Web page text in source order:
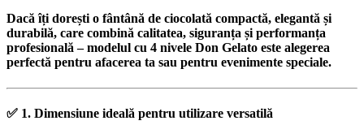
Dacă îți dorești o fântână de ciocolată compactă, elegantă și
durabilă, care combină calitatea, siguranța și performanța
profesională –modelul cu 4 nivele Don Gelato este alegerea
perfectă pentru afacerea ta sau pentru evenimente speciale.
✅ 1. Dimensiune ideală pentru utilizare versatilă